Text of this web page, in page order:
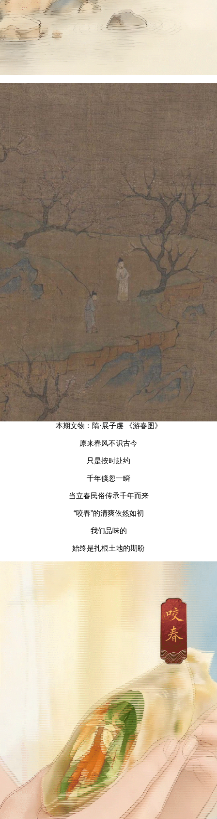
本期文物：隋·展子虔 《游春图》
原来春风不识古今
只是按时赴约
千年倏忽一瞬
当立春民俗传承千年而来
“咬春”的清爽依然如初
我们品味的
始终是扎根土地的期盼